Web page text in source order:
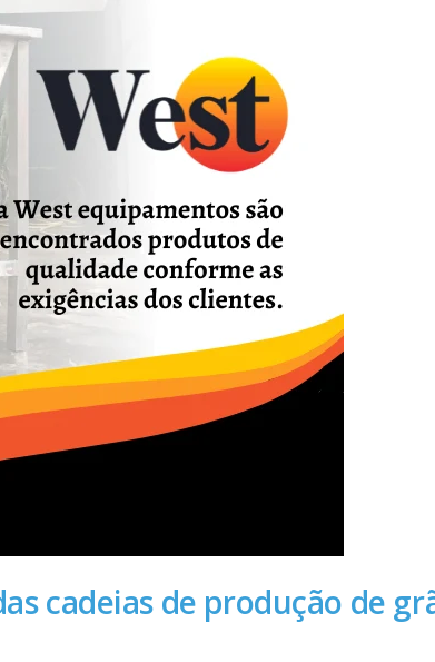
cadeias de produção de